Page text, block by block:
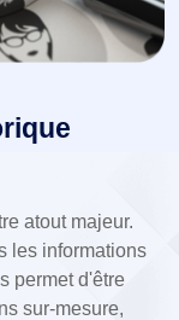
atout majeur.
les informations
permet d'être
sur-mesure,